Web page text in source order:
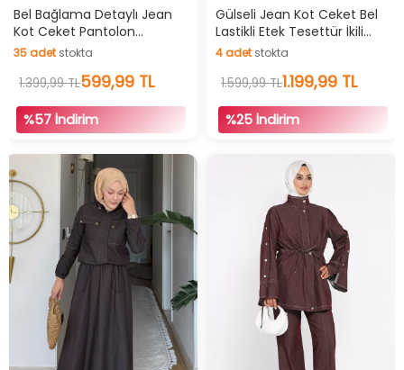
Hızlı Teslimat
Videolu Ürün
Bel Bağlama Detaylı Jean
Kot Ceket Pantolon
Tesettür İkili Takım
35adetstokta
35adetstokta
1.399,99 TL599,99 TL
%57 İndirim
Hızlı Teslimat
Videolu Ürün
Gülseli Jean Kot Ceket Bel
Lastikli Etek Tesettür İkili
Takım
4adetstokta
4 adet stokta
1.599,99 TL1.199,99 TL
%25 İndirim